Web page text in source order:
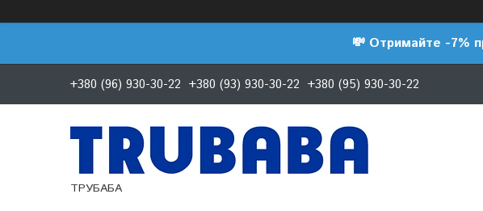
💸 Отримайте -7%
+380 (96) 930-30-22 +380 (93) 930-30-22 +380 (95) 930-30-22
ТРУБАБА